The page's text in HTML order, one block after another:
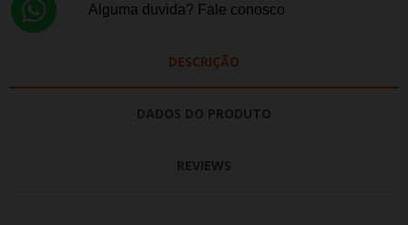
Alguma duvida? Fale conosco
DESCRIÇÃO
DADOS DO PRODUTO
REVIEWS